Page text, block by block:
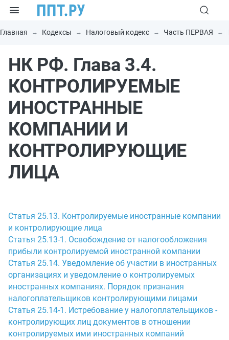
Главная Кодексы Налоговый кодекс Часть ПЕРВАЯ
НК РФ. Глава 3.4.
КОНТРОЛИРУЕМЫЕ
ИНОСТРАННЫЕ
КОМПАНИИ И
КОНТРОЛИРУЮЩИЕ
ЛИЦА
Статья 25.13. Контролируемые иностранные компании
и контролирующие лица
Статья 25.13-1. Освобождение от налогообложения
прибыли контролируемой иностранной компании
Статья 25.14. Уведомление об участии в иностранных
организациях и уведомление о контролируемых
иностранных компаниях. Порядок признания
налогоплательщиков контролирующими лицами
Статья 25.14-1. Истребование у налогоплательщиков -
контролирующих лиц документов в отношении
контролируемых ими иностранных компаний